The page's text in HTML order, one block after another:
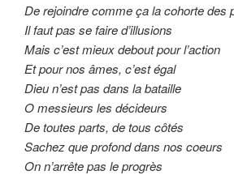
De rejoindre comme ça la cohorte des
Il faut pas se faire d’illusions
Mais c’est mieux debout pour l’action
Et pour nos âmes, c’est égal
Dieu n’est pas dans la bataille
O messieurs les décideurs
De toutes parts, de tous côtés
Sachez que profond dans nos coeurs
On n’arrête pas le progrès